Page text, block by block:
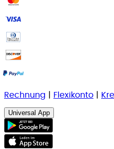
Rechnung Flexikonto
Universal App